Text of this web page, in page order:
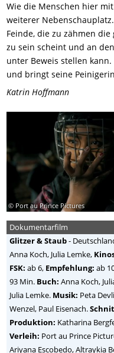
Wie die Menschen hier
weiterer
Feinde, die zu zähmen
zu sein scheint und an
unter Beweis stellen
und bringt seine
Katrin Hoffmann
© Port au Prince Pictures
Dokumentarfilm
Glitzer & Staub-
Anna Koch, Julia Lemke,
FSK: ab 6, Empfehlung: ab
93 Min. Buch: Anna Koch,
Julia Lemke. Musik: Peta
Wenzel, Paul Eisenach.
Produktion: Katharina
Verleih: Port au Prince
Ariyana Escobedo, Altraykia